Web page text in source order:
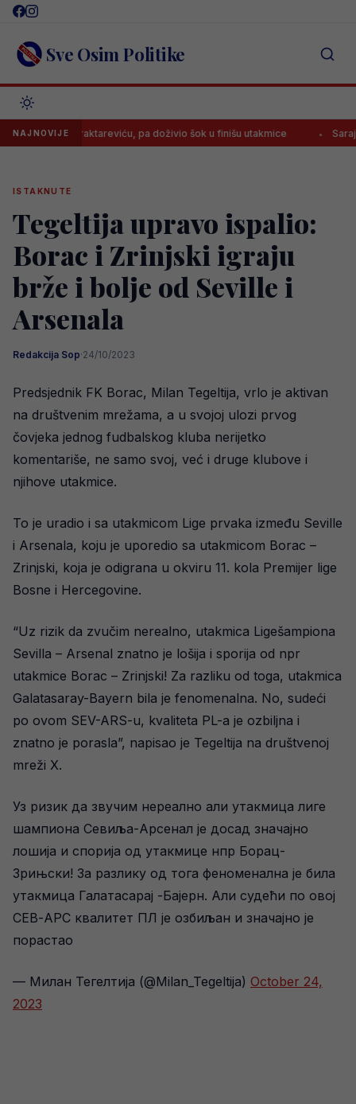
Skip
content Sve Osim Politike
NAJNOVIJE
Bajraktareviću, pa doživio šok u finišu utakmice Sarajevo
ISTAKNUTE
Tegeltija upravo ispalio:
Borac i Zrinjski igraju
brže i bolje od Seville i
Arsenala
Redakcija Sop·24/10/2023
Predsjednik FK Borac, Milan Tegeltija, vrlo je aktivan
na društvenim mrežama, a u svojoj ulozi prvog
čovjeka jednog fudbalskog kluba nerijetko
komentariše, ne samo svoj, već i druge klubove i
njihove utakmice.
To je uradio i sa utakmicom Lige prvaka između Seville
i Arsenala, koju je uporedio sa utakmicom Borac –
Zrinjski, koja je odigrana u okviru 11. kola Premijer lige
Bosne i Hercegovine.
“Uz rizik da zvučim nerealno, utakmica Ligešampiona
Sevilla – Arsenal znatno je lošija i sporija od npr
utakmice Borac – Zrinjski! Za razliku od toga, utakmica
Galatasaray-Bayern bila je fenomenalna. No, sudeći
po ovom SEV-ARS-u, kvaliteta PL-a je ozbiljna i
znatno je porasla”, napisao je Tegeltija na društvenoj
mreži X.
Уз ризик да звучим нереално али утакмица лиге
шампиона Севиља-Арсенал је досад значајно
лошија и спорија од утакмице нпр Борац-
Зрињски! За разлику од тога феноменална је била
утакмица Галатасарај -Бајерн. Али судећи по овој
СЕВ-АРС квалитет ПЛ је озбиљан и значајно је
порастао
— Милан Тегелтија (@Milan_Tegeltija) October 24,
2023